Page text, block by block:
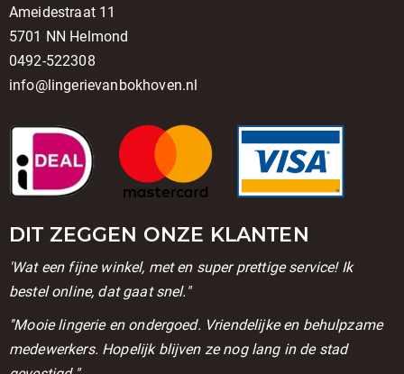
Ameidestraat 11
5701 NN Helmond
0492-522308
info@lingerievanbokhoven.nl
DIT ZEGGEN ONZE KLANTEN
'Wat een fijne winkel, met en super prettige service! Ik
bestel online, dat gaat snel."
''Mooie lingerie en ondergoed. Vriendelijke en behulpzame
medewerkers. Hopelijk blijven ze nog lang in de stad